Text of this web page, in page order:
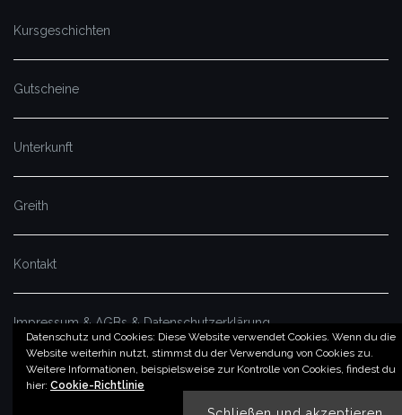
Datenschutz und Cookies: Diese Website verwendet Cookies. Wenn du die
Website weiterhin nutzt, stimmst du der Verwendung von Cookies zu.
Weitere Informationen, beispielsweise zur Kontrolle von Cookies, findest du
hier: Cookie-Richtlinie
Kursgeschichten
Gutscheine
Unterkunft
Greith
Kontakt
Impressum & AGBs & Datenschutzerklärung
© by imSalzatal.at